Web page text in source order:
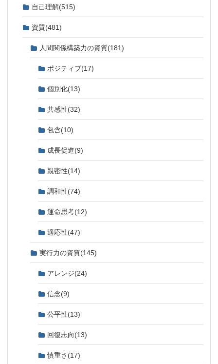
自己理解(515)
資質(481)
人間関係構築力の資質(181)
ポジティブ(17)
個別化(13)
共感性(32)
包含(10)
成長促進(9)
親密性(14)
調和性(74)
運命思考(12)
適応性(47)
実行力の資質(145)
アレンジ(24)
信念(9)
公平性(13)
回復志向(13)
慎重さ (17)